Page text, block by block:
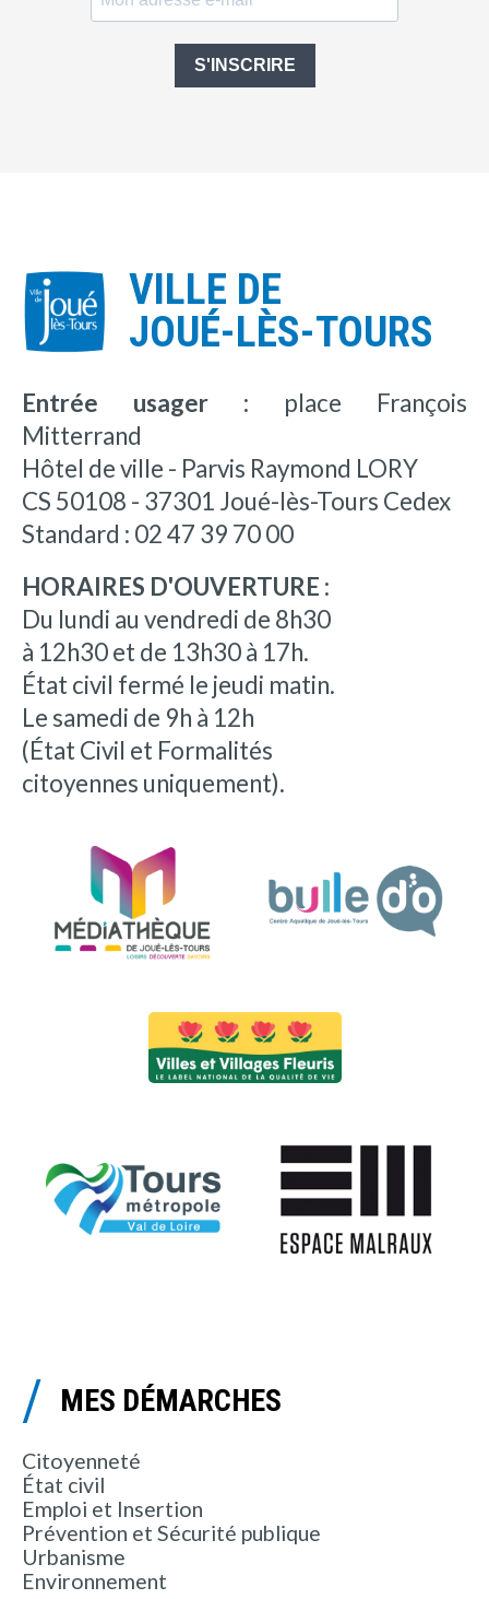
S'INSCRIRE
VILLE DE
JOUÉ-LÈS-TOURS
Entrée usager : place François
Mitterrand
Hôtel de ville - Parvis Raymond LORY
CS 50108 - 37301 Joué-lès-Tours Cedex
Standard : 02 47 39 70 00
HORAIRES D'OUVERTURE :
Du lundi au vendredi de 8h30
à 12h30 et de 13h30 à 17h.
État civil fermé le jeudi matin.
Le samedi de 9h à 12h
(État Civil et Formalités
citoyennes uniquement).
MES DÉMARCHES
Citoyenneté
État civil
Emploi et Insertion
Prévention et Sécurité publique
Urbanisme
Environnement